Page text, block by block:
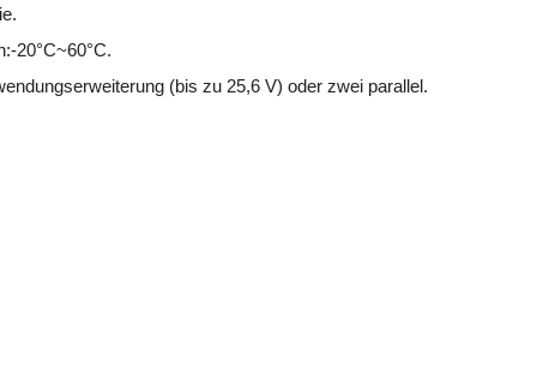
20°C~60°C.
(bis zu 25,6 V) oder zwei parallel.